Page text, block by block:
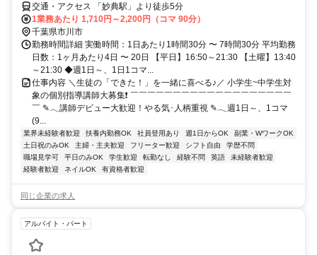
交通・アクセス 「妙典駅」より徒歩5分
1業務あたり 1,710円～2,200円（コマ 90分）
千葉県市川市
勤務時間詳細 実働時間：1日あたり1時間30分 〜 7時間30分 平均勤務
日数：1ヶ月あたり4日 〜 20日 【平日】16:50～21:30 【土曜】13:40
～21:30 ◆週1日～、1日1コマ...
仕事内容 ＼生徒の「できた！」を一緒に喜べる♪／ 小学生~中学生対
象の個別指導講師大募集❗ ￣￣￣￣￣￣￣￣￣￣￣￣￣￣￣￣￣￣￣
￣ ✎𓂃講師デビュー大歓迎！やる気･人柄重視 ✎𓂃週1日～、1コマ
(9...
業界未経験者歓迎 扶養内勤務OK 社員登用あり 週1日からOK
副業・WワークOK
土日祝のみOK
主婦・主夫歓迎 フリーター歓迎 シフト自由
学歴不問
職場見学可
平日のみOK 学生歓迎 転勤なし 経験不問 英語
未経験者歓迎
経験者歓迎
ネイルOK 有資格者歓迎
同じ企業の求人
アルバイト・パート